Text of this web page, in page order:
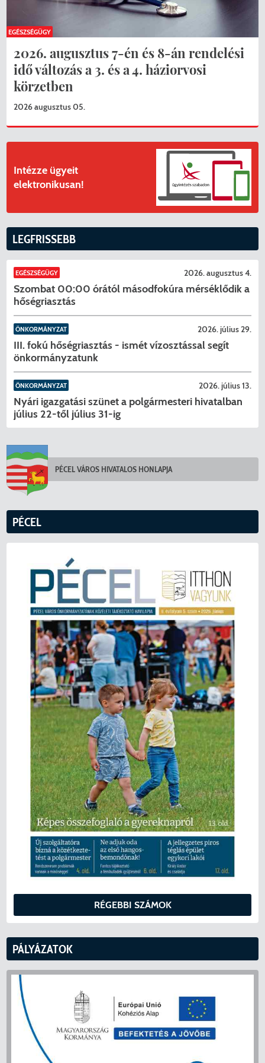
2026. augusztus 7-én és 8-án rendelési
idő változás a 3. és a 4. háziorvosi
körzetben
2026 augusztus 05.
EGÉSZSÉGÜGY
Intézze ügyeit
elektronikusan!
LEGFRISSEBB
EGÉSZSÉGÜGY 2026. augusztus 4.
Szombat 00:00 órától másodfokúra mérséklődik a
hőségriasztás
ÖNKORMÁNYZAT 2026. július 29.
III. fokú hőségriasztás - ismét vízosztással segít
önkormányzatunk
ÖNKORMÁNYZAT 2026. július 13.
Nyári igazgatási szünet a polgármesteri hivatalban
július 22-től július 31-ig
PÉCEL VÁROS HIVATALOS HONLAPJA
PÉCEL
RÉGEBBI SZÁMOK
PÁLYÁZATOK